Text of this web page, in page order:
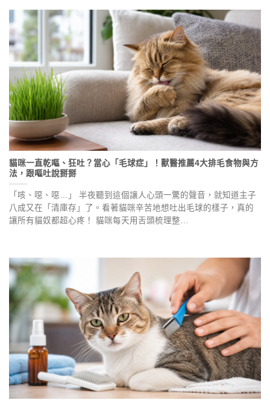
貓咪一直乾嘔、狂吐？當心「毛球症」！獸醫推薦4大排毛食物與方
法，跟嘔吐說掰掰
「咳、噁、噁…」 半夜聽到這個讓人心頭一驚的聲音，就知道主子
八成又在「清庫存」了。看著貓咪辛苦地想吐出毛球的樣子，真的
讓所有貓奴都超心疼！ 貓咪每天用舌頭梳理整…